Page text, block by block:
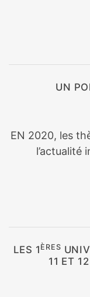
UN
EN 2020, les
l’actualité
LES 1 ÈRES
11 ET